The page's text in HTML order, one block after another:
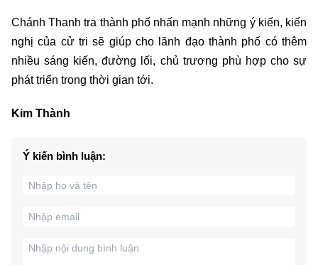
Chánh Thanh tra thành phố nhấn mạnh những ý kiến, kiến
nghị của cử tri sẽ giúp cho lãnh đạo thành phố có thêm
nhiều sáng kiến, đường lối, chủ trương phù hợp cho sự
phát triển trong thời gian tới.
Kim Thành
Ý kiến bình luận: